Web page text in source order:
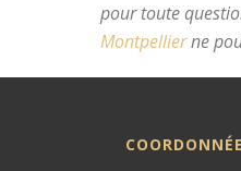
pour toute
Montpellierne